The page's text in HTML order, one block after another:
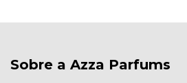
Sobre a Azza Parfums